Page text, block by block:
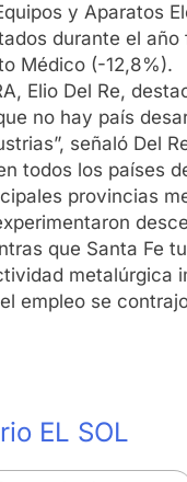
y Aparatos
durante el
Médico (-12,8%).
Elio Del Re,
no hay país
señaló Del
todos los países
provincias
que Santa Fe
metalúrgica
empleo se
EL SOL